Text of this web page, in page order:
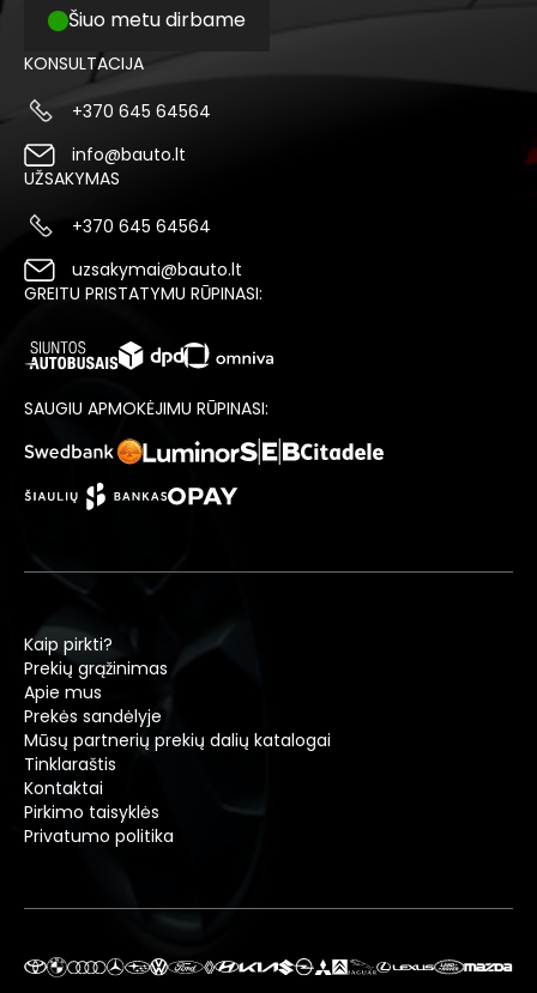
Šiuo metu dirbame
KONSULTACIJA
+370 645 64564
info@bauto.lt
UŽSAKYMAS
+370 645 64564
uzsakymai@bauto.lt
GREITU PRISTATYMU RŪPINASI:
SAUGIU APMOKĖJIMU RŪPINASI:
Kaip pirkti?
Prekių grąžinimas
Apie mus
Prekės sandėlyje
Mūsų partnerių prekių dalių katalogai
Tinklaraštis
Kontaktai
Pirkimo taisyklės
Privatumo politika